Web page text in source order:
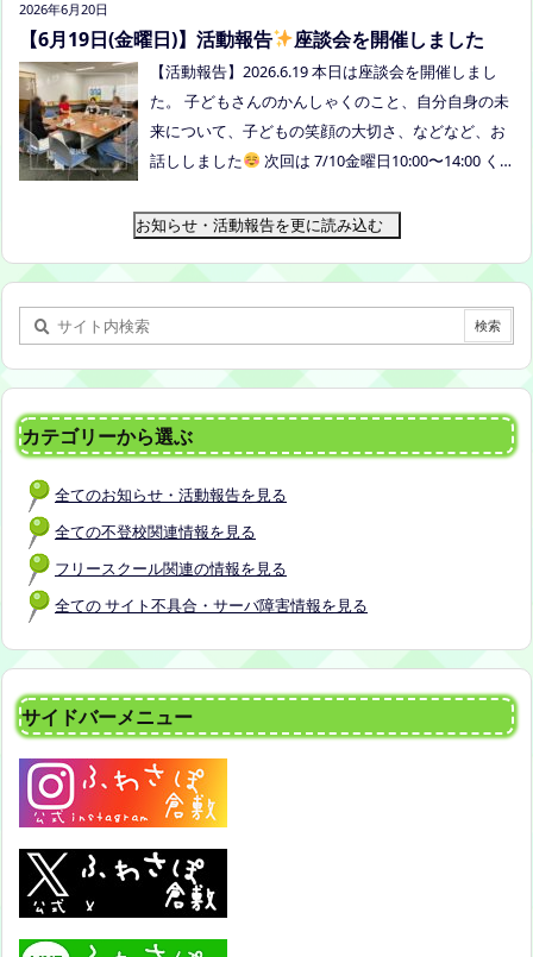
（加賀郡吉備中央町田土3109-3） 日時：令和８年7
7月28日（火）10:00~13:00頃 場所：玉島某所 参加
に達し次第締め切らせていただきます。 ※申し込み
をされた方は場所を個別にメールでお伝えします。
内容：いつもの座談会とは違う場所でこじんまりと
年7月24日（金）17:00まで お申し込みはこちら
h
2026年6月20日
【6月19日(金曜日)】活動報告 座談会を開催しました
【活動報告】2026.6.19 本日は座談会を開催しまし
た。 子どもさんのかんしゃくのこと、自分自身の未
来について、子どもの笑顔の大切さ、などなど、お
話ししました
次回は 7/10金曜日10:00〜14:00 く
お知らせ・活動報告を更に読み込む
カテゴリーから選ぶ
全てのお知らせ・活動報告を見る
全ての不登校関連情報を見る
フリースクール関連の情報を見る
全ての サイト不具合・サーバ障害情報を見る
サイドバーメニュー